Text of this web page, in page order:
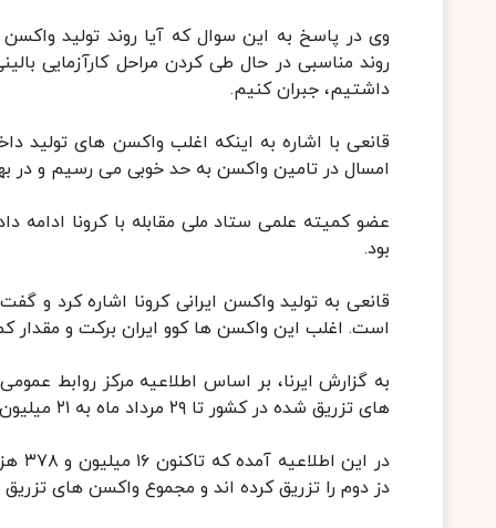
وی در پاسخ به این سوال که آیا روند تولید
روند مناسبی در حال طی کردن مراحل کارآزمایی
داشتیم، جبران کنیم.
قانعی با اشاره به اینکه اغلب واکسن های تولید
امسال در تامین واکسن به حد خوبی می رسیم و در
عضو کمیته علمی ستاد ملی مقابله با کرونا ادامه
بود.
است. اغلب این واکسن ها کوو ایران برکت و
به گزارش ایرنا، بر اساس اطلاعیه مرکز روابط
های تزریق شده در کشور تا ۲۹ مرداد ماه به ۲۱ میلیون و ۸۰۵ هزار و ۸۷۹ دز رسید.
دز دوم را تزریق کرده اند و مجموع واکسن های تزریق شده در کشور به ۲۱ میلیون و